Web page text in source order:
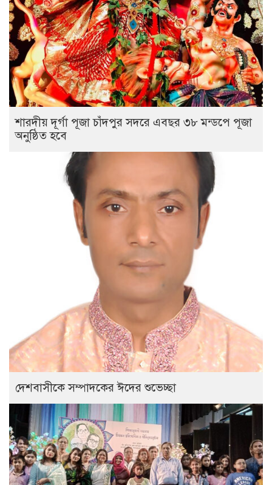
শারদীয় দূর্গা পূজা চাঁদপুর সদরে এবছর ৩৮ মন্ডপে পূজা
অনুষ্ঠিত হবে
দেশবাসীকে সম্পাদকের ঈদের শুভেচ্ছা